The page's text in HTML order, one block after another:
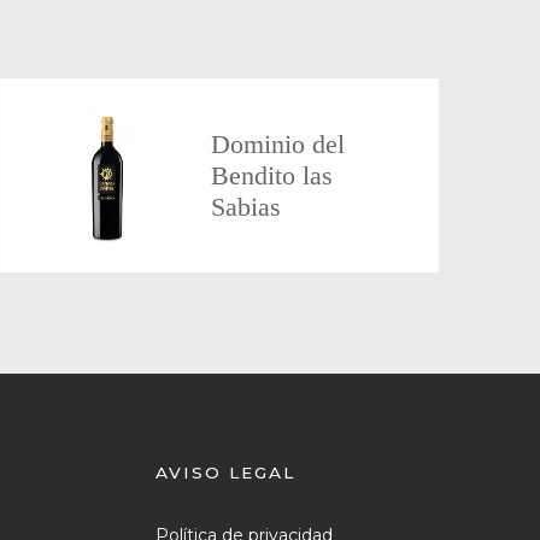
Dominio del
Bendito las
Sabias
AVISO LEGAL
Política de privacidad